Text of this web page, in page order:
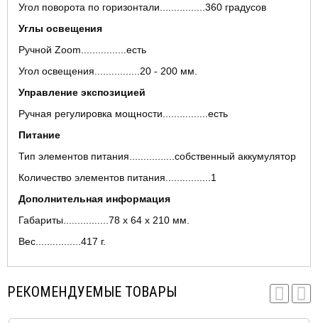
Угол поворота по горизонтали................360 градусов
Углы освещения
Ручной Zoom................есть
Угол освещения................20 - 200 мм.
Управление экспозицией
Ручная регулировка мощности................есть
Питание
Тип элементов питания................собственный аккумулятор
Количество элементов питания................1
Дополнительная информация
Габариты................78 x 64 x 210 мм.
Вес................417 г.
РЕКОМЕНДУЕМЫЕ ТОВАРЫ